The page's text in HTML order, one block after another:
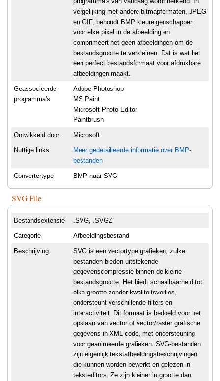
vergelijking met andere bitmapformaten, JPEG
en GIF, behoudt BMP kleureigenschappen
voor elke pixel in de afbeelding en
comprimeert het geen afbeeldingen om de
bestandsgrootte te verkleinen. Dat is wat het
een perfect bestandsformaat voor afdrukbare
afbeeldingen maakt.
Geassocieerde
programma's
Adobe Photoshop
MS Paint
Microsoft Photo Editor
Paintbrush
Ontwikkeld door Microsoft
Nuttige links
Meer gedetailleerde informatie over BMP-
bestanden
Convertertype BMP naar SVG
SVG File
Bestandsextensie .SVG, .SVGZ
Categorie Afbeeldingsbestand
Beschrijving
SVG is een vectortype grafieken, zulke
bestanden bieden uitstekende
gegevenscompressie binnen de kleine
bestandsgrootte. Het biedt schaalbaarheid tot
elke grootte zonder kwaliteitsverlies,
ondersteunt verschillende filters en
interactiviteit. Dit formaat is bedoeld voor het
opslaan van vector of vector/raster grafische
gegevens in XML-code, met ondersteuning
voor geanimeerde grafieken. SVG-bestanden
zijn eigenlijk tekstafbeeldingsbeschrijvingen
die kunnen worden bewerkt en gelezen in
teksteditors. Ze zijn kleiner in grootte dan